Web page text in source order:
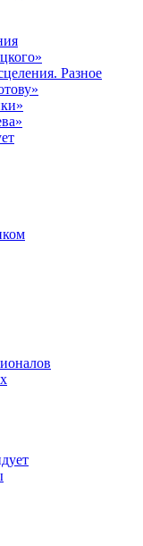
Разное